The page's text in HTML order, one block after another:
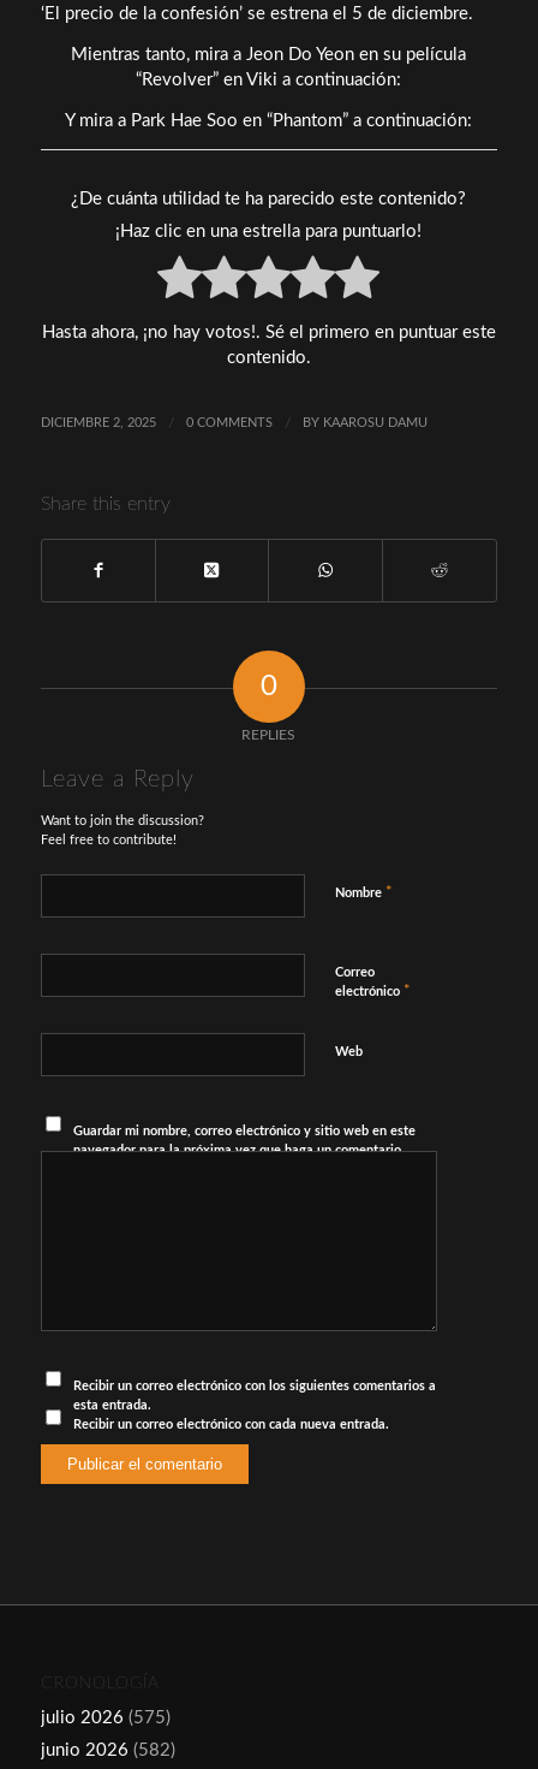
‘El precio de la confesión’ se estrena el 5 de diciembre.
Mientras tanto, mira a Jeon Do Yeon en su película
“Revolver” en Viki a continuación:
Y mira a Park Hae Soo en “Phantom” a continuación:
¿De cuánta utilidad te ha parecido este contenido?
¡Haz clic en una estrella para puntuarlo!
Hasta ahora, ¡no hay votos!. Sé el primero en puntuar este
contenido.
DICIEMBRE 2, 2025 / 0 COMMENTS / BY KAAROSU DAMU
Share this entry
0
REPLIES
Leave a Reply
Want to join the discussion?
Feel free to contribute!
Nombre *
Correo
electrónico *
Web
Guardar mi nombre, correo electrónico y sitio web en este
navegador para la próxima vez que haga un comentario.
Recibir un correo electrónico con los siguientes comentarios a
esta entrada.
Recibir un correo electrónico con cada nueva entrada.
CRONOLOGÍA
julio 2026 (575)
junio 2026 (582)